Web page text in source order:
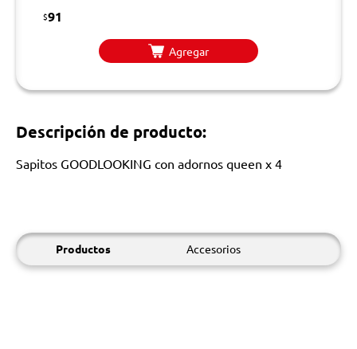
$91
Agregar
Descripción de producto:
Sapitos GOODLOOKING con adornos queen x 4
Productos Accesorios